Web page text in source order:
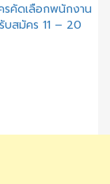
คัดเลือกพนักงาน
บสมัคร 11 – 20